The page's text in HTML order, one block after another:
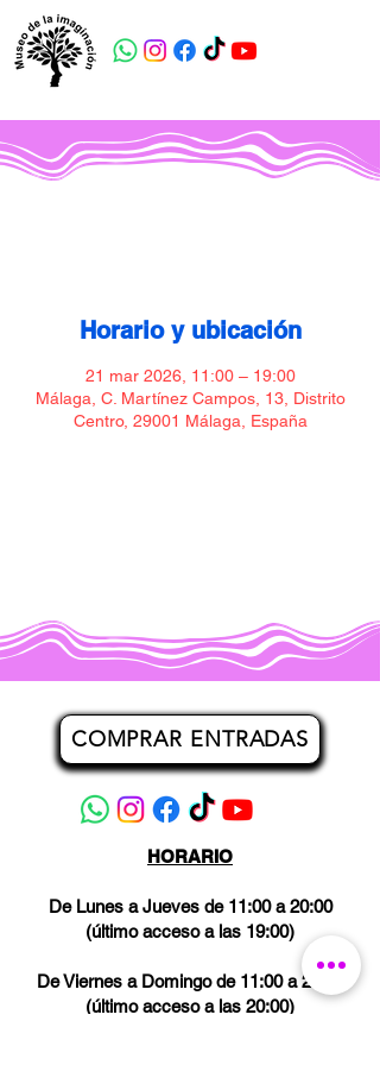
Horario y ubicación
21 mar 2026, 11:00 – 19:00
Málaga, C. Martínez Campos, 13, Distrito
Centro, 29001 Málaga, España
COMPRAR ENTRADAS
HORARIO
De Lunes a Jueves de 11:00 a 20:00
(último acceso a las 19:00)
De Viernes a Domingo de 11:00 a 21:00
(último acceso a las 20:00)